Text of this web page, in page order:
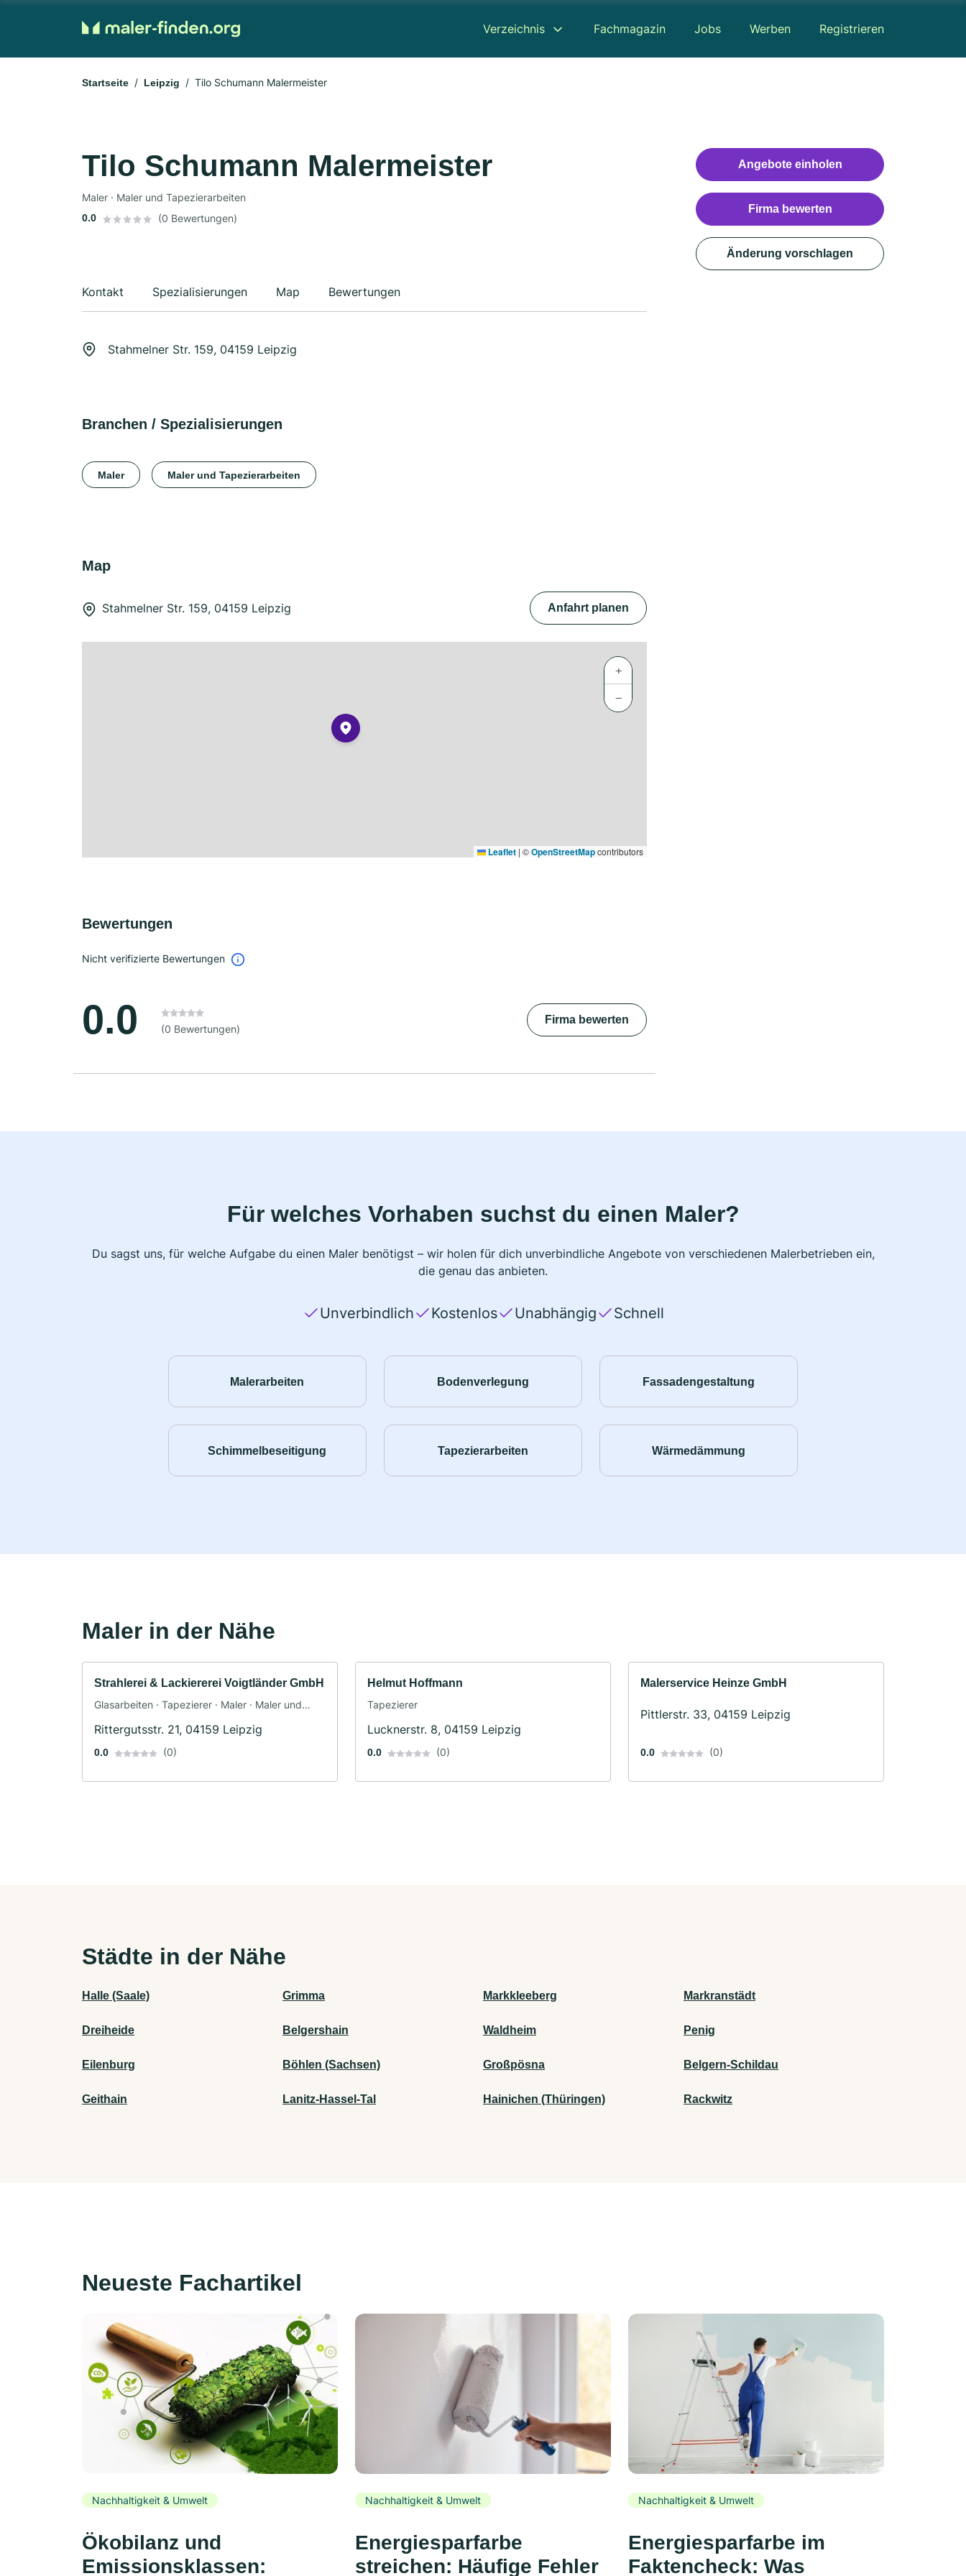
Verzeichnis Fachmagazin Jobs Werben Registrieren
Startseite Leipzig Tilo Schumann Malermeister
Tilo Schumann Malermeister
Maler · Maler und Tapezierarbeiten
0.0 (0 Bewertungen)
Kontakt Spezialisierungen Map Bewertungen
Stahmelner Str. 159, 04159 Leipzig
Branchen / Spezialisierungen
Maler Maler und Tapezierarbeiten
Map
Stahmelner Str. 159, 04159 Leipzig Anfahrt planen
+
−
Leaflet | ©OpenStreetMapcontributors
Bewertungen
Nicht verifizierte Bewertungen
0.0 (0 Bewertungen)
Firma bewerten
Angebote einholen
Firma bewerten
Änderung vorschlagen
Für welches Vorhaben suchst du einen Maler?
Du sagst uns, für welche Aufgabe du einen Maler benötigst – wir holen für dich unverbindliche Angebote von verschiedenen Malerbetrieben ein,
die genau das anbieten.
Unverbindlich Kostenlos Unabhängig Schnell
Malerarbeiten Bodenverlegung Fassadengestaltung
Schimmelbeseitigung Tapezierarbeiten Wärmedämmung
Maler in der Nähe
Strahlerei & Lackiererei Voigtländer GmbH
Glasarbeiten · Tapezierer · Maler · Maler und
Rittergutsstr. 21, 04159 Leipzig
0.0 (0)
Helmut Hoffmann
Tapezierer
Lucknerstr. 8, 04159 Leipzig
0.0 (0)
Malerservice Heinze GmbH
Pittlerstr. 33, 04159 Leipzig
0.0 (0)
Städte in der Nähe
Halle (Saale) Grimma Markkleeberg Markranstädt
Dreiheide Belgershain Waldheim Penig
Eilenburg Böhlen (Sachsen) Großpösna Belgern-Schildau
Geithain Lanitz-Hassel-Tal Hainichen (Thüringen) Rackwitz
Neueste Fachartikel
Nachhaltigkeit & Umwelt
Ökobilanz und
Emissionsklassen:
Nachhaltigkeit & Umwelt
Energiesparfarbe
streichen: Häufige Fehler
Nachhaltigkeit & Umwelt
Energiesparfarbe im
Faktencheck: Was